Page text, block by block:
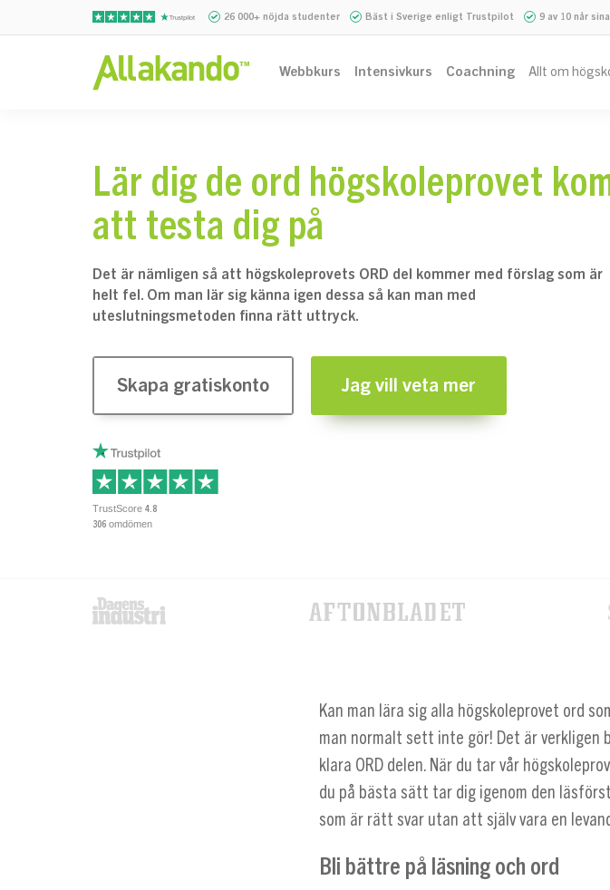
26 000+ nöjda studenter Bäst i Sverige enligt Trustpilot 9 av 10 når sina
Webbkurs Intensivkurs Coachning Allt om
Lär dig de ord högskoleprovet
att testa dig på
Det är nämligen så att högskoleprovets ORD del kommer med förslag som är
helt fel. Om man lär sig känna igen dessa så kan man med
uteslutningsmetoden finna rätt uttryck.
Skapa gratiskonto Jag vill veta mer
TrustScore 4.8
306 omdömen
Kan man lära sig alla högskoleprovet ord
man normalt sett inte gör! Det är
klara ORD delen. När du tar vår
du på bästa sätt tar dig igenom den
som är rätt svar utan att själv vara en
Bli bättre på läsning och ord